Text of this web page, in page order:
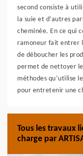
second consiste à
la suie et d’autres
cheminée. En ce qui
ramoneur fait entrer
de déboucher les
permet de nettoyer
méthodes qu’utilise
pour entretenir une
Tous les travaux
charge par